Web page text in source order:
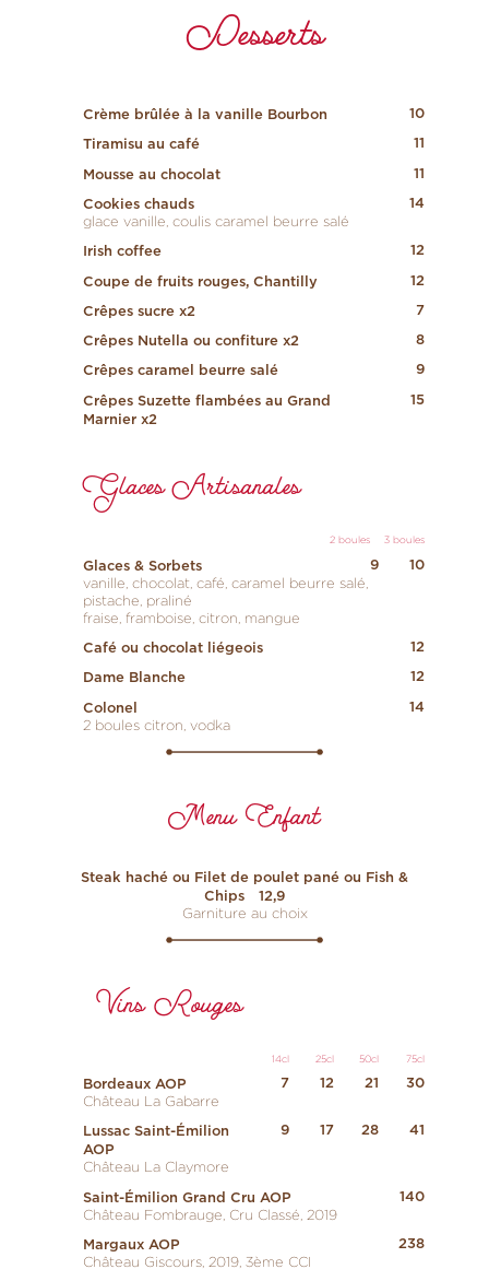
Desserts
10
Crème brûlée à la vanille Bourbon
11
Tiramisu au café
11
Mousse au chocolat
14
Cookies chauds
glace vanille, coulis caramel beurre salé
12
Irish coffee
12
Coupe de fruits rouges, Chantilly
7
Crêpes sucre x2
8
Crêpes Nutella ou confiture x2
9
Crêpes caramel beurre salé
15
Crêpes Suzette flambées au Grand
Marnier x2
Glaces Artisanales
3 boules
2 boules
10
9
Glaces & Sorbets
vanille, chocolat, café, caramel beurre salé,
pistache, praliné
fraise, framboise, citron, mangue
12
Café ou chocolat liégeois
12
Dame Blanche
14
Colonel
2 boules citron, vodka
Menu Enfant
Steak haché ou Filet de poulet pané ou Fish &
Chips
12,9
Garniture au choix
Vins Rouges
75cl
50cl
25cl
14cl
30
21
12
7
Bordeaux AOP
Château La Gabarre
41
28
17
9
Lussac Saint-Émilion
AOP
Château La Claymore
140
Saint-Émilion Grand Cru AOP
Château Fombrauge, Cru Classé, 2019
238
Margaux AOP
Château Giscours, 2019, 3ème CCI